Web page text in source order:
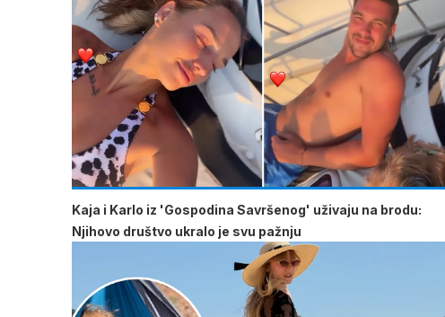
Kaja i Karlo iz 'Gospodina Savršenog' uživaju na brodu:
Njihovo društvo ukralo je svu pažnju